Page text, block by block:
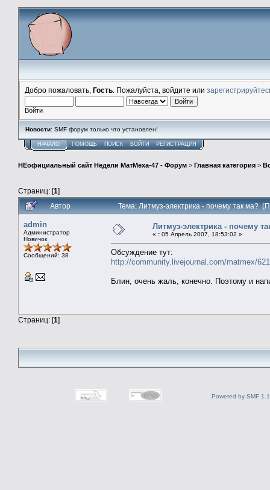
Добро пожаловать, Гость . Пожалуйста, войдите или
Войти
Новости: SMF форум только что установлен!
НАЧАЛО ПОМОЩЬ ПОИСК ВОЙТИ РЕГИСТРАЦИЯ
НЕофициальный сайт Недели МатМеха-47 - Форум > Главная категория >
Страниц: [1]
Автор
Тема: Литмуз-электрика - почему так ма?
admin
Администратор
Новичок
Сообщений: 38
Литмуз-электрика - почему
« : 05 Апрель 2007, 18:53:02 »
Обсуждение тут:
http://community.livejournal.com/matmex/
Блин, очень жаль, конечно. Поэтому и
Страниц: [1]
Powered by SMF